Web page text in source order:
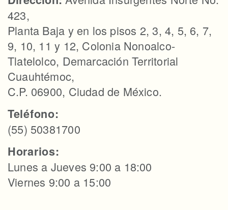
423,
Planta Baja y en los pisos 2, 3, 4, 5, 6, 7,
9, 10, 11 y 12, Colonia Nonoalco-
Tlatelolco, Demarcación Territorial
Cuauhtémoc,
C.P. 06900, Ciudad de México.
Teléfono:
(55) 50381700
Horarios:
Lunes a Jueves 9:00 a 18:00
Viernes 9:00 a 15:00